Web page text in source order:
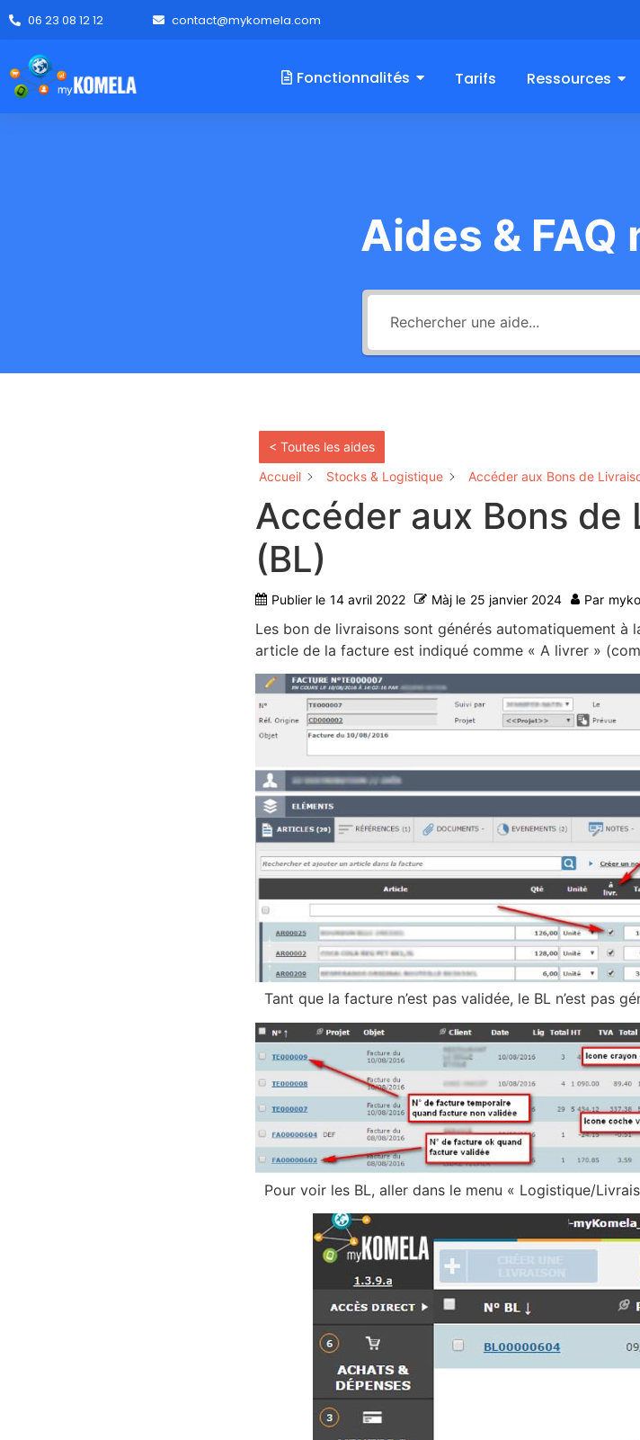
06 23 08 12 12 contact@mykomela.com
Fonctionnalités Tarifs Ressources
Aides & FAQ
< Toutes les aides
Accueil
Stocks & Logistique Accéder aux Bons de
Accéder aux Bons de
(BL)
Publier le 14 avril 2022 Màj le 25 janvier 2024 Par
Les bon de livraisons sont générés automatiquement à
article de la facture est indiqué comme « A livrer »
Tant que la facture n’est pas validée, le BL n’est pas
Pour voir les BL, aller dans le menu « Logistique/